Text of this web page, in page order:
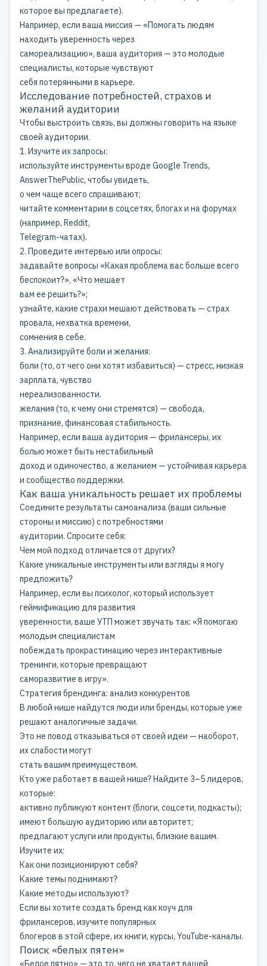
которое вы предлагаете).
Например, если ваша миссия — «Помогать людям
находить уверенность через
самореализацию», ваша аудитория — это молодые
специалисты, которые чувствуют
себя потерянными в карьере.
Исследование потребностей, страхов и
желаний аудитории
Чтобы выстроить связь, вы должны говорить на языке
своей аудитории.
1. Изучите их запросы:
используйте инструменты вроде Google Trends,
AnswerThePublic, чтобы увидеть,
о чем чаще всего спрашивают;
читайте комментарии в соцсетях, блогах и на форумах
(например, Reddit,
Telegram-чатах).
2. Проведите интервью или опросы:
задавайте вопросы «Какая проблема вас больше всего
беспокоит?», «Что мешает
вам ее решить?»;
узнайте, какие страхи мешают действовать — страх
провала, нехватка времени,
сомнения в себе.
3. Анализируйте боли и желания:
боли (то, от чего они хотят избавиться) — стресс, низкая
зарплата, чувство
нереализованности.
желания (то, к чему они стремятся) — свобода,
признание, финансовая стабильность.
Например, если ваша аудитория — фрилансеры, их
болью может быть нестабильный
доход и одиночество, а желанием — устойчивая карьера
и сообщество поддержки.
Как ваша уникальность решает их проблемы
Соедините результаты самоанализа (ваши сильные
стороны и миссию) с потребностями
аудитории. Спросите себя:
Чем мой подход отличается от других?
Какие уникальные инструменты или взгляды я могу
предложить?
Например, если вы психолог, который использует
геймификацию для развития
уверенности, ваше УТП может звучать так: «Я помогаю
молодым специалистам
побеждать прокрастинацию через интерактивные
тренинги, которые превращают
саморазвитие в игру».
Стратегия брендинга: анализ конкурентов
В любой нише найдутся люди или бренды, которые уже
решают аналогичные задачи.
Это не повод отказываться от своей идеи — наоборот,
их слабости могут
стать вашим преимуществом.
Кто уже работает в вашей нише? Найдите 3–5 лидеров,
которые:
активно публикуют контент (блоги, соцсети, подкасты);
имеют большую аудиторию или авторитет;
предлагают услуги или продукты, близкие вашим.
Изучите их:
Как они позиционируют себя?
Какие темы поднимают?
Какие методы используют?
Если вы хотите создать бренд как коуч для
фрилансеров, изучите популярных
блогеров в этой сфере, их книги, курсы, YouTube-каналы.
Поиск «белых пятен»
«Белое пятно» — это то, чего не хватает вашей